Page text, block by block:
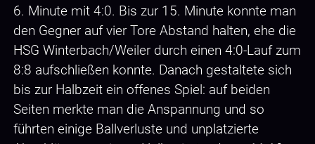
6. Minute mit 4:0. Bis zur 15. Minute konnte man
den Gegner auf vier Tore Abstand halten, ehe die
HSG Winterbach/Weiler durch einen 4:0-Lauf zum
8:8 aufschließen konnte. Danach gestaltete sich
bis zur Halbzeit ein offenes Spiel: auf beiden
Seiten merkte man die Anspannung und so
führten einige Ballverluste und unplatzierte